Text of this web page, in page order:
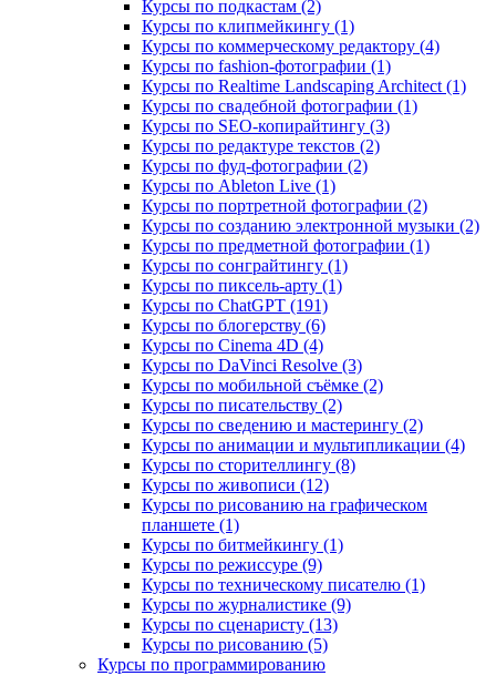
Курсы по подкастам (2)
Курсы по клипмейкингу (1)
Курсы по коммерческому редактору (4)
Курсы по fashion-фотографии (1)
Курсы по Realtime Landscaping Architect (1)
Курсы по свадебной фотографии (1)
Курсы по SEO-копирайтингу (3)
Курсы по редактуре текстов (2)
Курсы по фуд-фотографии (2)
Курсы по Ableton Live (1)
Курсы по портретной фотографии (2)
Курсы по созданию электронной музыки (2)
Курсы по предметной фотографии (1)
Курсы по сонграйтингу (1)
Курсы по пиксель-арту (1)
Курсы по ChatGPT (191)
Курсы по блогерству (6)
Курсы по Cinema 4D (4)
Курсы по DaVinci Resolve (3)
Курсы по мобильной съёмке (2)
Курсы по писательству (2)
Курсы по сведению и мастерингу (2)
Курсы по анимации и мультипликации (4)
Курсы по сторителлингу (8)
Курсы по живописи (12)
Курсы по рисованию на графическом
планшете (1)
Курсы по битмейкингу (1)
Курсы по режиссуре (9)
Курсы по техническому писателю (1)
Курсы по журналистике (9)
Курсы по сценаристу (13)
Курсы по рисованию (5)
Курсы по программированию